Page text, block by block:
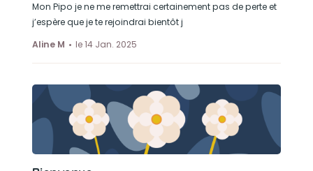
Mon Pipo je ne me remettrai certainement pas de perte et
j’espère que je te rejoindrai bientôt j
Aline M
le 14 Jan. 2025